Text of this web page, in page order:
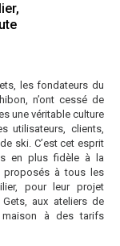
les fondateurs du
n’ont cessé de
une véritable culture
utilisateurs, clients,
ski. C’est cet esprit
en plus fidèle à la
proposés à tous les
pour leur projet
aux ateliers de
maison à des tarifs